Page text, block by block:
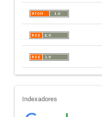
Indexadores